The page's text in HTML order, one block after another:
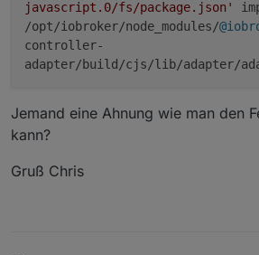
41022	AAC-
41023	AAC-
41024	AAC-
41025	AAC-
41026	AAC-
41028
41029
41054
41056
javascript.0/fs/package.json'
/opt/iobroker/node_modules/
controller-
adapter/build/cjs/lib/adapter/
Jemand eine Ahnung wie man den
kann?
Gruß Chris